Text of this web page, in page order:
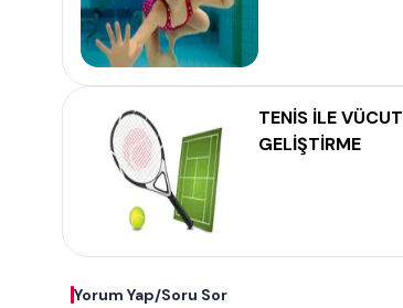
TENİS İLE VÜCUT
GELİŞTİRME
Yorum Yap/Soru Sor